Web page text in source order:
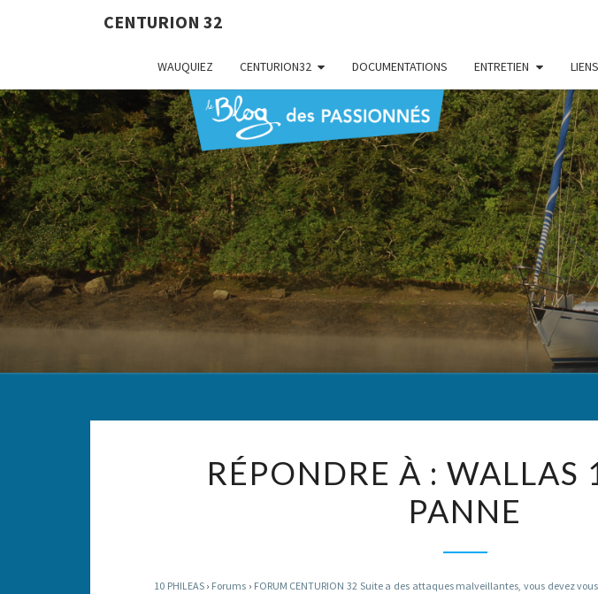
CENTURION 32
WAUQUIEZ CENTURION32 DOCUMENTATIONS ENTRETIEN LIENS
À :
WALLAS
1300
EN
PANNE
RÉPONDRE À : WALLAS
PANNE
10 PHILEAS › Forums › FORUM CENTURION 32 Suite a des attaques malveillantes, vous devez